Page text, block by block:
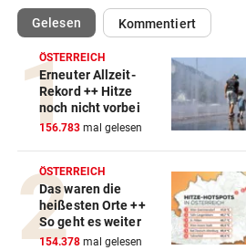
REKORD IN SPANIEN
33,02 Grad Celsius im
gemessen!
LUCKENEDERS HIGHLIGHT vor
„Auf das Foto bin ich stolz –
die Gelbe auch“
NACH ÜBERFALL IN WIEN vor
Cobra stürmt Dorotheum,
verschwunden
Gelesen(ausgewählt)Kommentiert
ÖSTERREICH
Erneuter Allzeit-
Rekord ++ Hitze
noch nicht vorbei
156.783 mal gelesen
ÖSTERREICH
Das waren die
heißesten Orte ++
So geht es weiter
154.378 mal gelesen